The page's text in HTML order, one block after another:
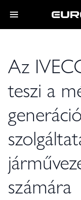
Az
teszi a
számára